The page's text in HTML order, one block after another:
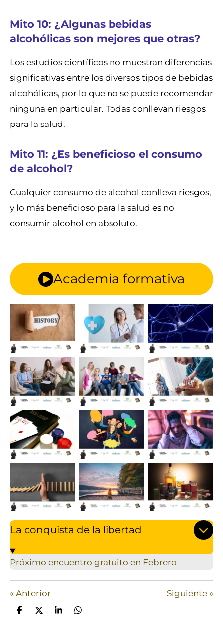
Mito 10: ¿Algunas bebidas
alcohólicas son mejores que otras?
Los estudios científicos no muestran diferencias
significativas entre los diversos tipos de bebidas
alcohólicas, por lo que no se puede recomendar
ninguna en particular. Todas conllevan riesgos
para la salud.
Mito 11: ¿Es beneficioso el consumo
de alcohol?
Cualquier consumo de alcohol conlleva riesgos,
y lo más beneficioso para la salud es no
consumir alcohol en absoluto.
Academia formativa
La conquista de la libertad
Próximo encuentro gratuito en Febrero
«Anterior Siguiente »
C
C
C
C